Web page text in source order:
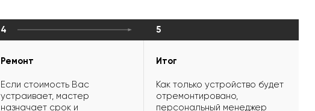
4
Ремонт
Если стоимость Вас
устраивает, мастер
назначает срок и
5
Итог
Как только устройство будет
отремонтировано,
персональный менеджер